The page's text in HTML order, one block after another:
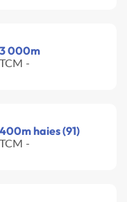
3 000m
TCM -
400m haies (91)
TCM -